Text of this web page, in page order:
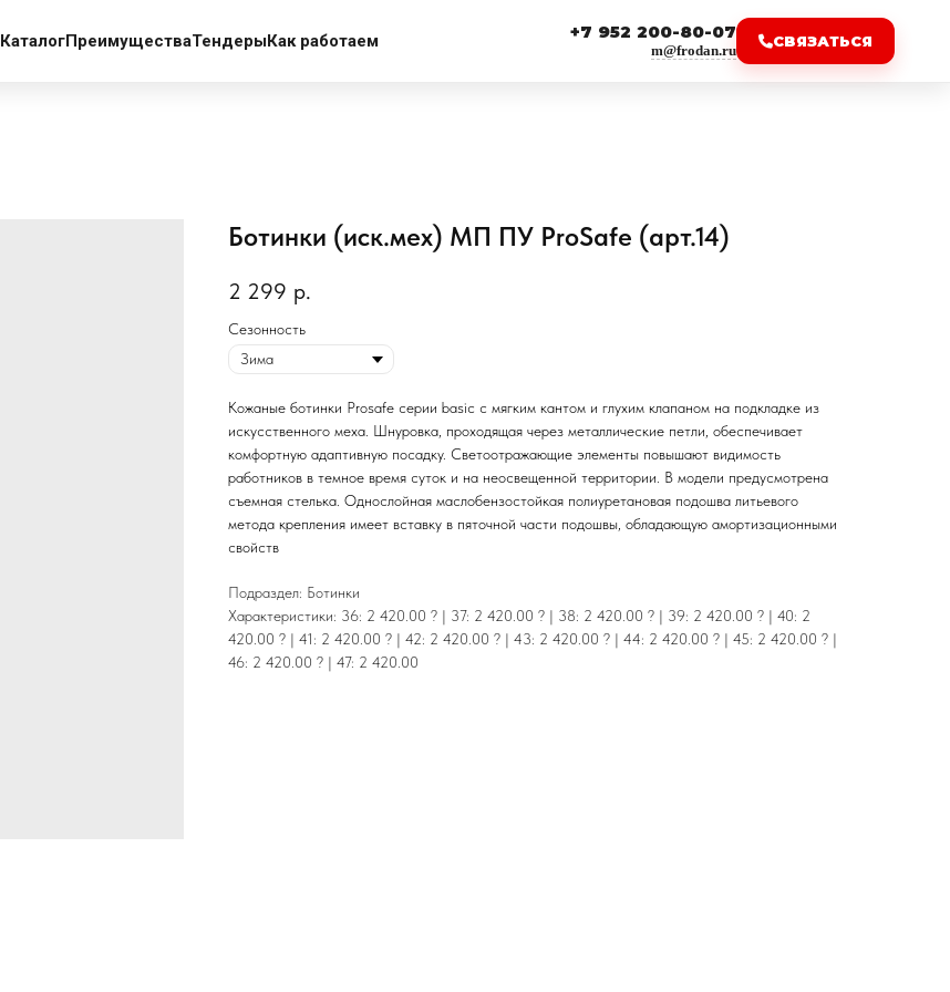
КаталогПреимуществаТендерыКак работаем +7 952 200-80-07
m@frodan.ru
СВЯЗАТЬСЯ
Ботинки (иск.мех) МП ПУ ProSafe (арт.14)
2 299 р.
Сезонность
Кожаные ботинки Prosafe серии basic c мягким кантом и глухим клапаном на подкладке из
искусственного меха. Шнуровка, проходящая через металлические петли, обеспечивает
комфортную адаптивную посадку. Светоотражающие элементы повышают видимость
работников в темное время суток и на неосвещенной территории. В модели предусмотрена
съемная стелька. Однослойная маслобензостойкая полиуретановая подошва литьевого
метода крепления имеет вставку в пяточной части подошвы, обладающую амортизационными
свойств
Подраздел: Ботинки
Характеристики: 36: 2 420.00 ? | 37: 2 420.00 ? | 38: 2 420.00 ? | 39: 2 420.00 ? | 40: 2
420.00 ? | 41: 2 420.00 ? | 42: 2 420.00 ? | 43: 2 420.00 ? | 44: 2 420.00 ? | 45: 2 420.00 ? |
46: 2 420.00 ? | 47: 2 420.00